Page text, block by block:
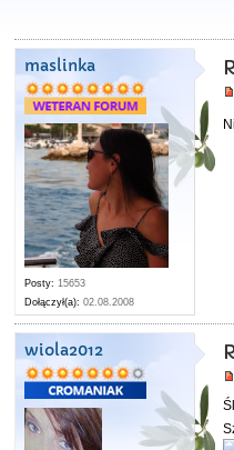
maslinka
Posty: 15653
Dołączył(a): 02.08.2008
wiola2012